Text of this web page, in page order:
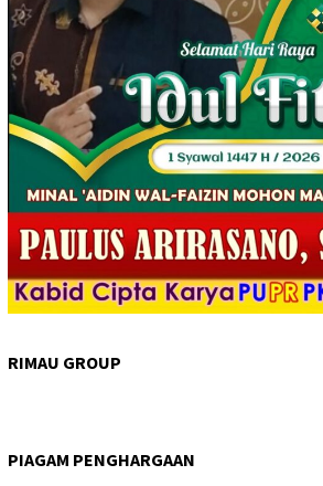
RIMAU GROUP
PIAGAM PENGHARGAAN